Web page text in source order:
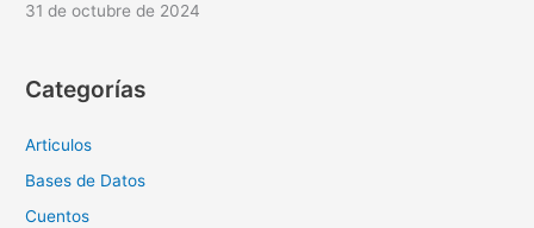
31 de octubre de 2024
Categorías
Articulos
Bases de Datos
Cuentos